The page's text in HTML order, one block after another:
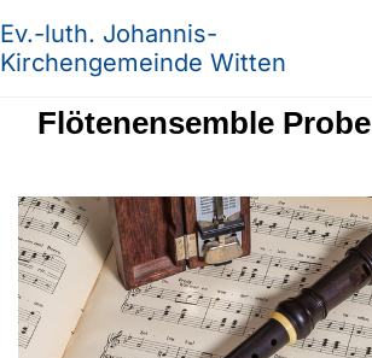
Ev.-luth. Johannis-
Kirchengemeinde Witten
Flötenensemble Probe